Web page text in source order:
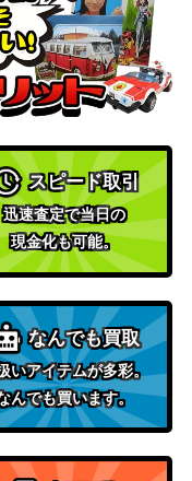
ット）
（ラヴニカ
のギルド）
1,500
（ニクスへ
の旅）
（オンスロ
ート）
200
（神々の軍
勢）
300
（モダンホ
1,800
スピード取引
迅速査定で当日の
現金化も可能。
なんでも買取
いアイテムが多彩。
んでも買います。